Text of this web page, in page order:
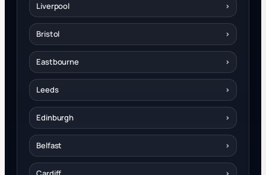
Liverpool ›
Bristol ›
Eastbourne ›
Leeds ›
Edinburgh ›
Belfast ›